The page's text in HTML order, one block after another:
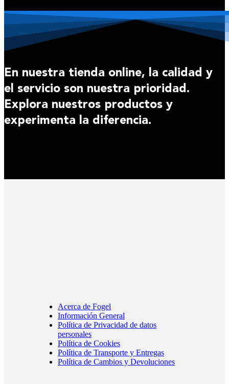
En nuestra tienda online, la calidad y
el servicio son nuestra prioridad.
Explora nuestros productos y
experimenta la diferencia.
Acerca de Fogel
Información General
Política de Privacidad de datos
personales
Política de Cookies
Política de Transporte y Entregas
Política de Cambios y Devoluciones